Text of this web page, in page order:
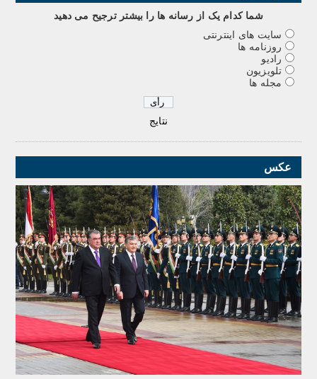
شما کدام يک از رسانه ها را بيشتر ترجيح می دهيد
سایت های اینترنتی
روزنامه ها
رادیو
تلویزیون
مجله ها
نتایج
عکس